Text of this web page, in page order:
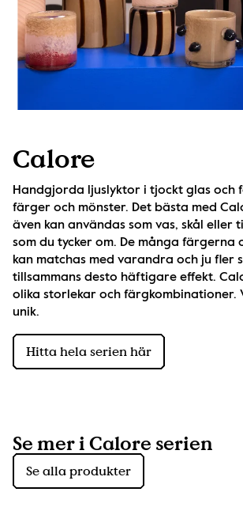
Calore
Handgjorda ljuslyktor i tjockt glas och
färger och mönster. Det bästa med
även kan användas som vas, skål eller
som du tycker om. De många färgerna
kan matchas med varandra och ju fler
tillsammans desto häftigare effekt.
olika storlekar och färgkombinationer.
unik.
Hitta hela serien här
Se mer i Calore serien
Se alla produkter